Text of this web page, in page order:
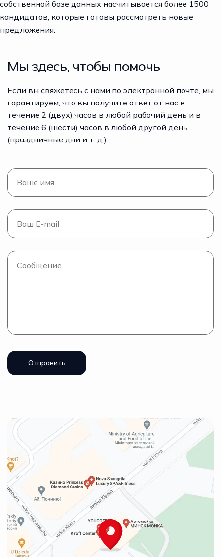
собственной базе данных насчитывается более 1500
кандидатов, которые готовы рассмотреть новые
предложения.
Мы здесь, чтобы помочь
Если вы свяжетесь с нами по электронной почте, мы
гарантируем, что вы получите ответ от нас в
течение 2 (двух) часов в любой рабочий день и в
течение 6 (шести) часов в любой другой день
(праздничные дни и т. д.).
Отправить